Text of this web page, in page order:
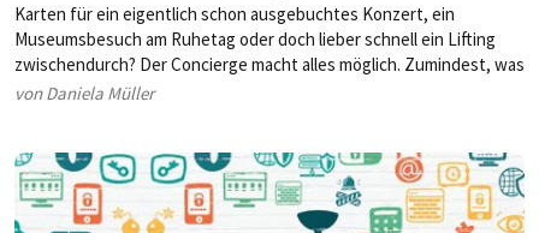
Karten für ein eigentlich schon ausgebuchtes Konzert, ein
Museumsbesuch am Ruhetag oder doch lieber schnell ein Lifting
zwischendurch? Der Concierge macht alles möglich. Zumindest, was
im Bereich des Möglichen liegt. Das sind Gästewünsche nicht immer.
Text: Katharina Thalhammer
von Daniela Müller